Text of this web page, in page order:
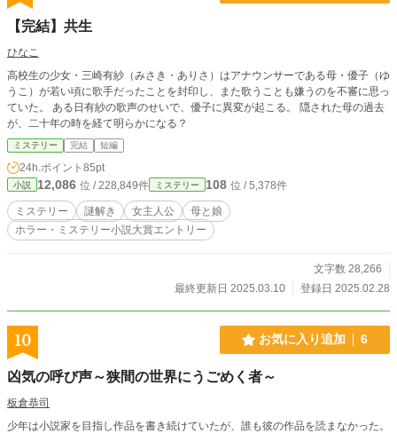
【完結】共生
ひなこ
高校生の少女・三崎有紗（みさき・ありさ）はアナウンサーである母・優子（ゆ
うこ）が若い頃に歌手だったことを封印し、また歌うことも嫌うのを不審に思っ
ていた。 ある日有紗の歌声のせいで、優子に異変が起こる。 隠された母の過去
が、二十年の時を経て明らかになる？
ミステリー 完結 短編
24h.ポイント 85pt
小説 12,086 位 / 228,849件 ミステリー 108 位 / 5,378件
ミステリー 謎解き 女主人公
母と娘
ホラー・ミステリー小説大賞エントリー
文字数 28,266
最終更新日 2025.03.10
登録日 2025.02.28
10 お気に入り追加 6
凶気の呼び声～狭間の世界にうごめく者～
板倉恭司
少年は小説家を目指し作品を書き続けていたが、誰も彼の作品を読まなかった。